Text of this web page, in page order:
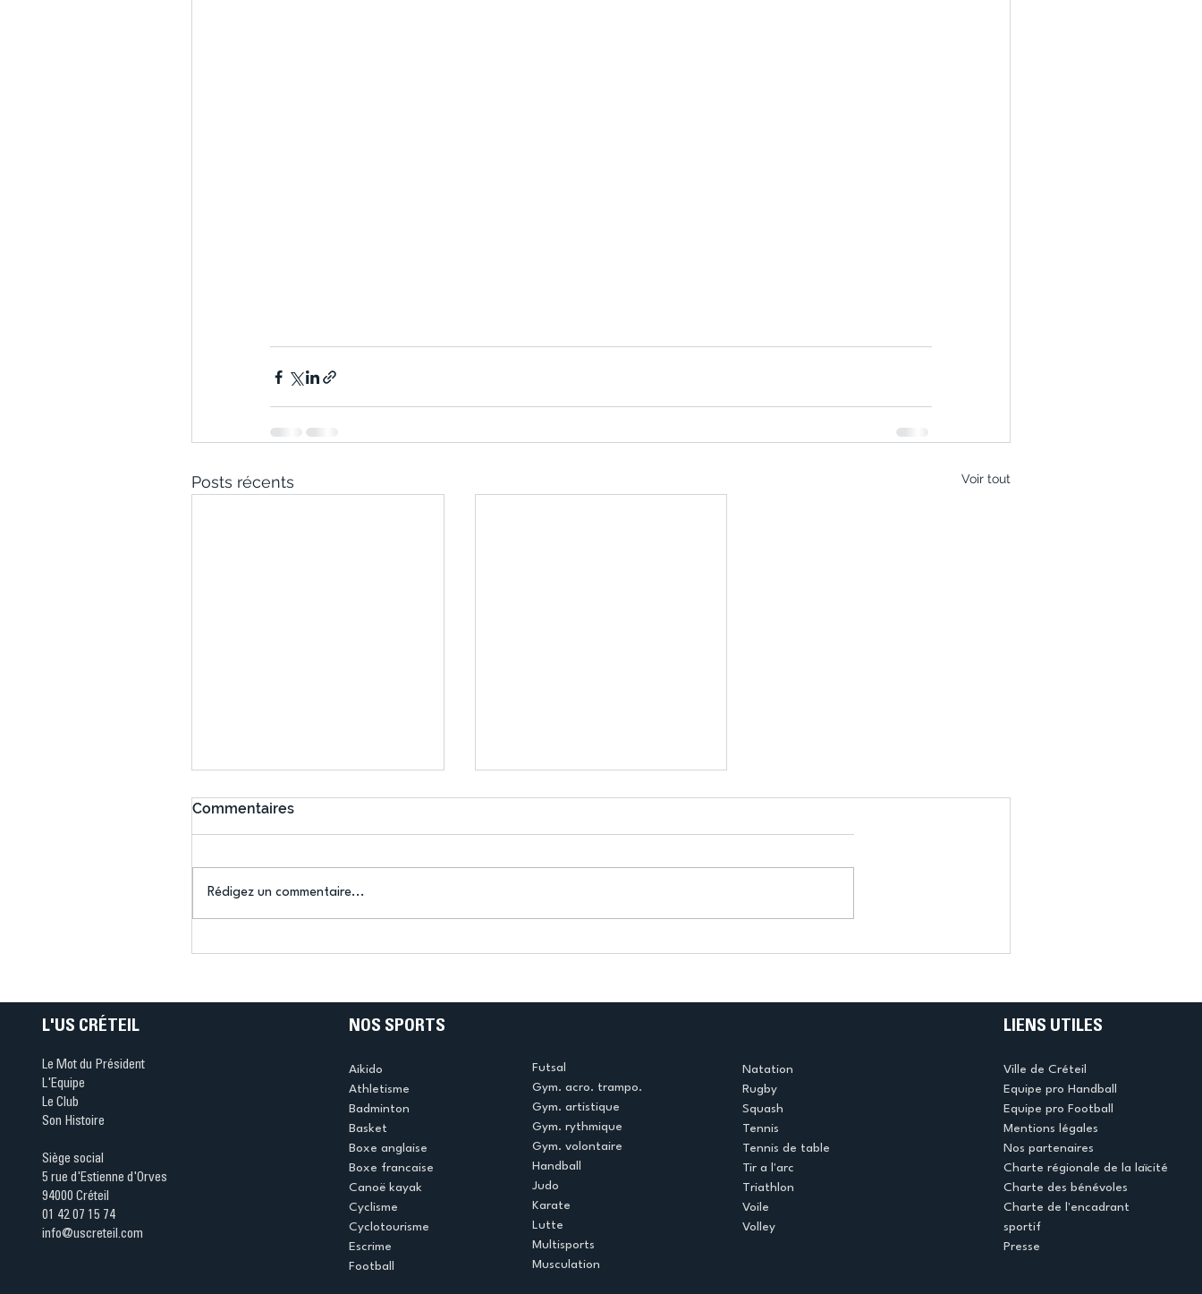
Posts récents Voir tout
Commentaires
Rédigez un commentaire...
L'US CRÉTEIL
Le Mot du Président
L'Equipe
Le Club
Son Histoire
Siège social
5 rue d'Estienne d'Orves
94000 Créteil
01 42 07 15 74
info@uscreteil.com
NOS SPORTS
Aikido
Athletisme
Badminton
Basket
Boxe anglaise
Boxe francaise
Canoë kayak
Cyclisme
Cyclotourisme
Escrime
Football
Futsal
Gym. acro. trampo.
Gym. artistique
Gym. rythmique
Gym. volontaire
Handball
Judo
Karate
Lutte
Multisports
Musculation
Natation
Rugby
Squash
Tennis
Tennis de table
Tir a l'arc
Triathlon
Voile
Volley
LIENS UTILES
Ville de Créteil
Equipe pro Handball
Equipe pro Football
Mentions légales
Nos partenaires
Charte régionale de la laïcité
Charte des bénévoles
Charte de l'encadrant
sportif
Presse